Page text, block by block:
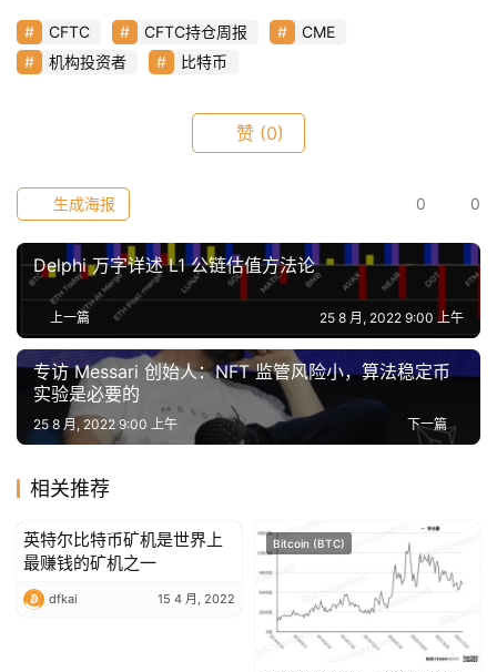
CFTC CFTC持仓周报
CME
机构投资者
比特币
赞 (0)
0 0
生成海报
Delphi 万字详述 L1 公链估值方法论
上一篇 25 8 月, 2022 9:00 上午
专访 Messari 创始人：NFT 监管风险小，算法稳定币
实验是必要的
下一篇
25 8 月, 2022 9:00 上午
相关推荐
Bitcoin (BTC)
英特尔比特币矿机是世界上
最赚钱的矿机之一
dfkai 15 4 月, 2022
Bitcoin (BTC)